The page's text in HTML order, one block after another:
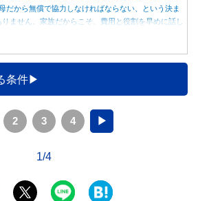
だから無償で協力しなければならない、という決ま
りません。家族だからこそ、費用と役割を早めに話し
条件
2 3 4 ▶
1/4